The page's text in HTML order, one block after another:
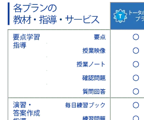
ス
は
間